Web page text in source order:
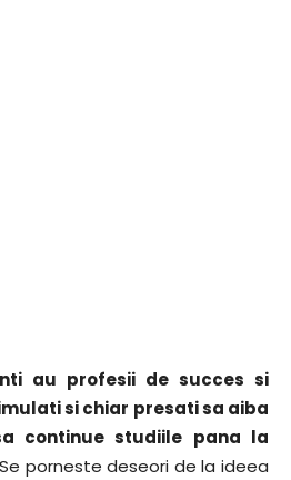
au profesii de succes si
si chiar presati sa aiba
continue studiile pana la
porneste deseori de la ideea